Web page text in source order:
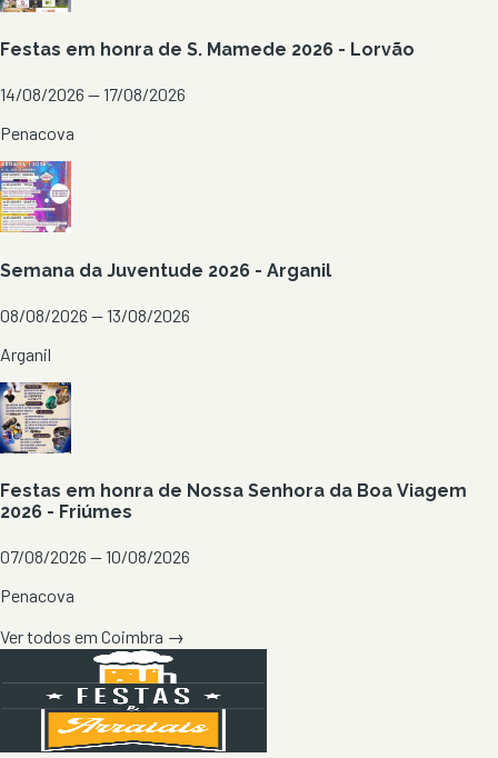
Festas em honra de S. Mamede 2026 - Lorvão
14/08/2026 — 17/08/2026
Penacova
Semana da Juventude 2026 - Arganil
08/08/2026 — 13/08/2026
Arganil
Festas em honra de Nossa Senhora da Boa Viagem
2026 - Friúmes
07/08/2026 — 10/08/2026
Penacova
Ver todos em Coimbra →